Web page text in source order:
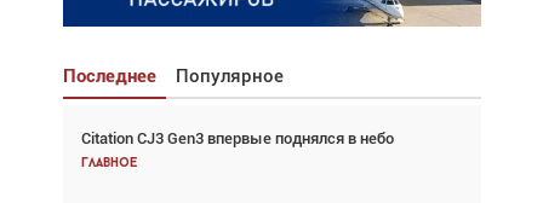
Последнее Популярное
Citation CJ3 Gen3 впервые поднялся в небо
Главное
Взгляд с высоты: тандем вертолётов и БПЛА в
спасательных операциях